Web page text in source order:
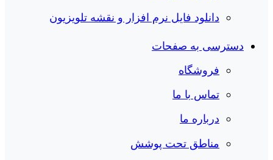
دانلود فایل نرم افزار و نقشه تلویزیون
دسترسی به صفحات
فروشگاه
تماس با ما
درباره ما
مناطق تحت پوشش